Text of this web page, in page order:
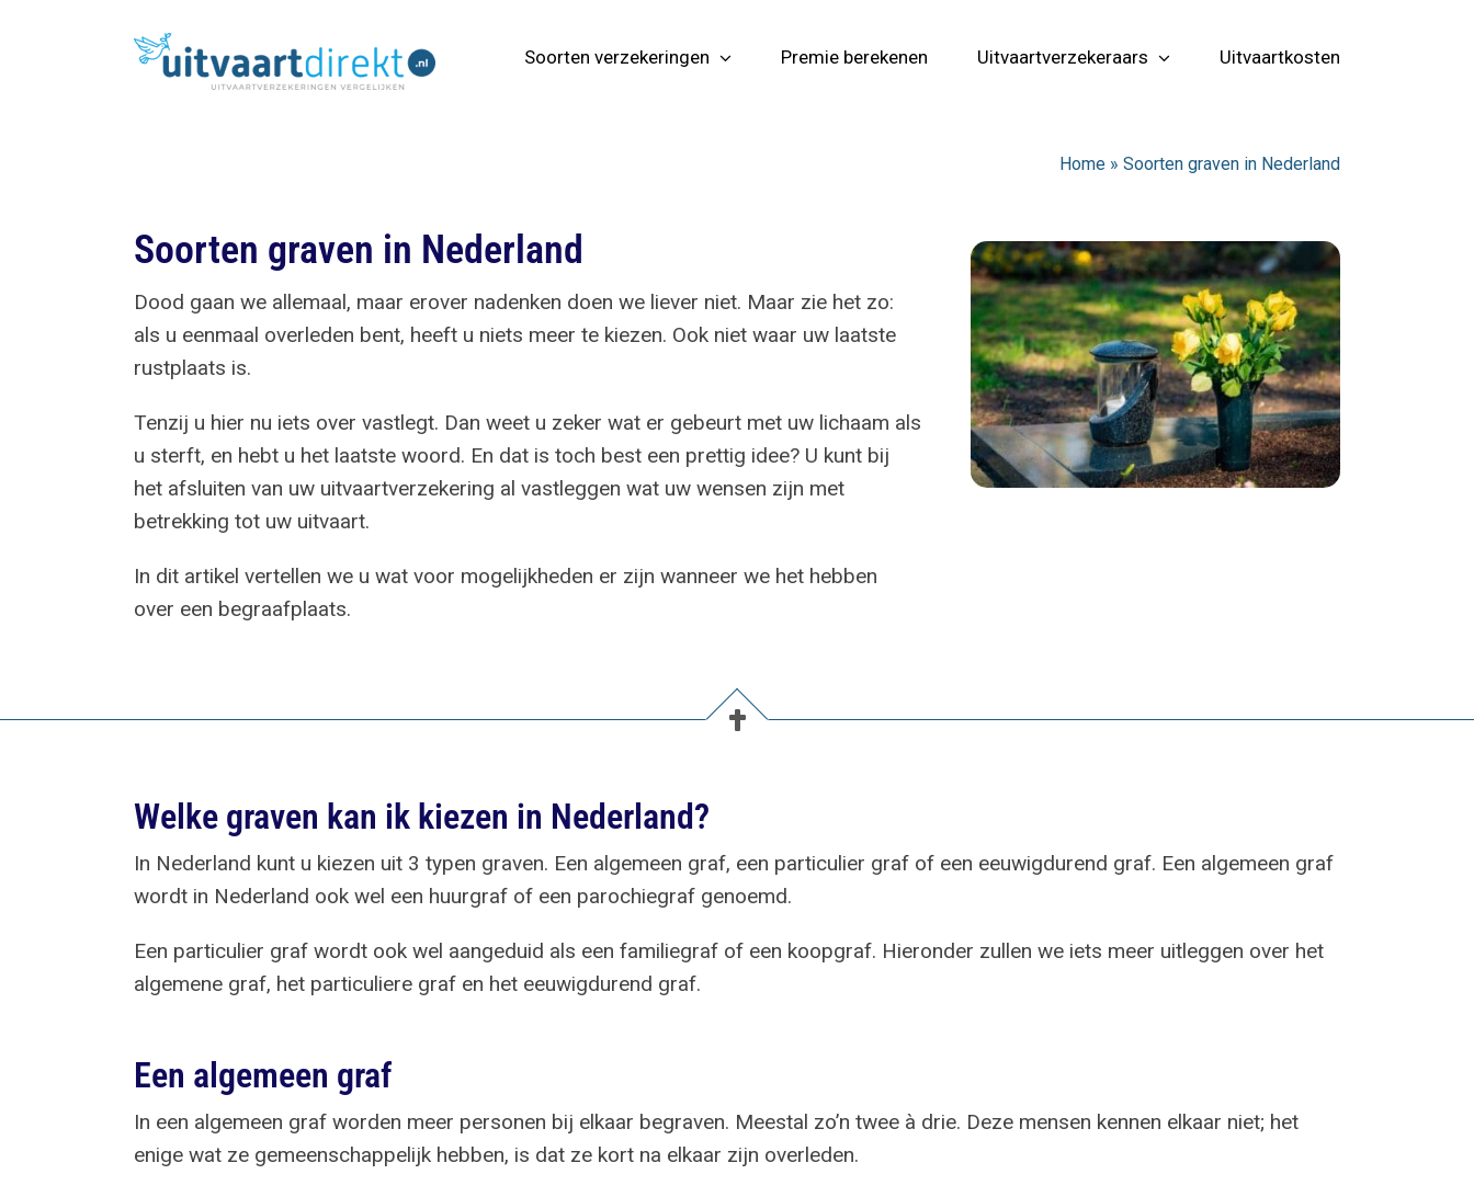
Soorten verzekeringen Premie berekenen Uitvaartverzekeraars Uitvaartkosten
Home »Soorten graven in Nederland
Soorten graven in Nederland
Dood gaan we allemaal, maar erover nadenken doen we liever niet. Maar zie het zo:
als u eenmaal overleden bent, heeft u niets meer te kiezen. Ook niet waar uw laatste
rustplaats is.
Tenzij u hier nu iets over vastlegt. Dan weet u zeker wat er gebeurt met uw lichaam als
u sterft, en hebt u het laatste woord. En dat is toch best een prettig idee? U kunt bij
het afsluiten van uw uitvaartverzekering al vastleggen wat uw wensen zijn met
betrekking tot uw uitvaart.
In dit artikel vertellen we u wat voor mogelijkheden er zijn wanneer we het hebben
over een begraafplaats.
Welke graven kan ik kiezen in Nederland?
In Nederland kunt u kiezen uit 3 typen graven. Een algemeen graf, een particulier graf of een eeuwigdurend graf. Een algemeen graf
wordt in Nederland ook wel een huurgraf of een parochiegraf genoemd.
Een particulier graf wordt ook wel aangeduid als een familiegraf of een koopgraf. Hieronder zullen we iets meer uitleggen over het
algemene graf, het particuliere graf en het eeuwigdurend graf.
Een algemeen graf
In een algemeen graf worden meer personen bij elkaar begraven. Meestal zo’n twee à drie. Deze mensen kennen elkaar niet; het
enige wat ze gemeenschappelijk hebben, is dat ze kort na elkaar zijn overleden.